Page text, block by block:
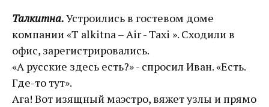
Талкитна.Устроились в гостевом доме
компании «T alkitna – Air - Taxi ». Сходили в
офис, зарегистрировались.
«А русские здесь есть?» - спросил Иван. «Есть.
Где-то тут».
Ага! Вот изящный маэстро, вяжет узлы и прямо